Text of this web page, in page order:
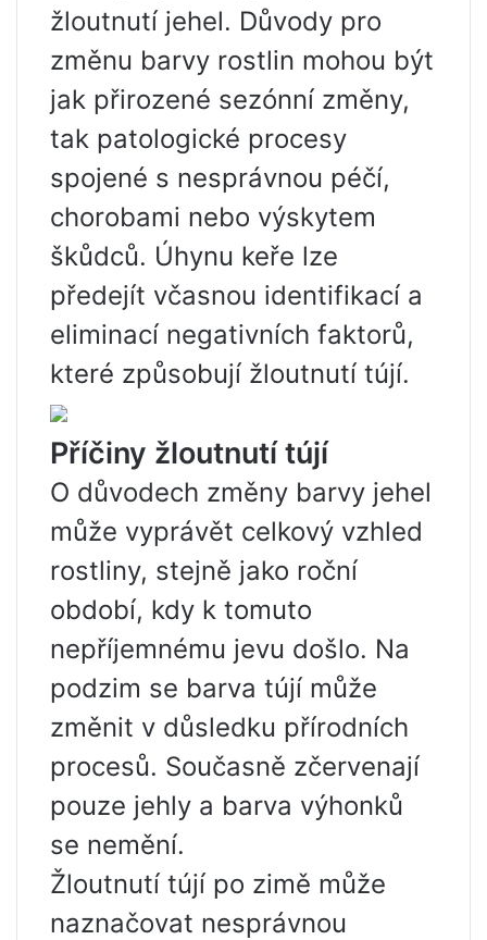
žloutnutí jehel. Důvody pro
změnu barvy rostlin mohou být
jak přirozené sezónní změny,
tak patologické procesy
spojené s nesprávnou péčí,
chorobami nebo výskytem
škůdců. Úhynu keře lze
předejít včasnou identifikací a
eliminací negativních faktorů,
které způsobují žloutnutí tújí.
Příčiny žloutnutí tújí
O důvodech změny barvy jehel
může vyprávět celkový vzhled
rostliny, stejně jako roční
období, kdy k tomuto
nepříjemnému jevu došlo. Na
podzim se barva tújí může
změnit v důsledku přírodních
procesů. Současně zčervenají
pouze jehly a barva výhonků
se nemění.
Žloutnutí tújí po zimě může
naznačovat nesprávnou